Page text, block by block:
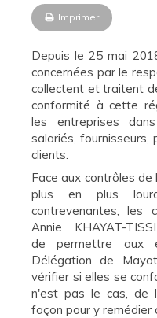
Imprimer
Depuis le 25 mai
concernées par le
collectent et traitent
conformité à cette
les entreprises
salariés,
clients.
Face aux contrôles
plus en plus
contrevenantes, les
Annie KHAYAT-
de permettre aux
Délégation de
vérifier si elles se
n'est pas le cas, de
façon pour y remédier